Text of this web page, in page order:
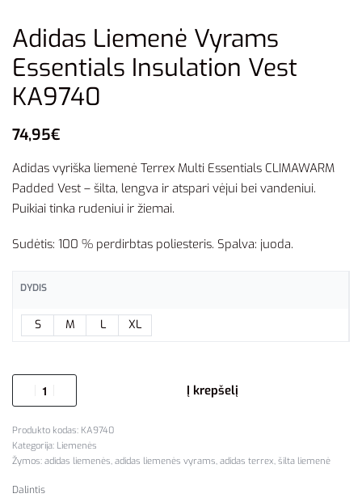
Adidas Liemenė Vyrams
Essentials Insulation Vest
KA9740
74,95€
Adidas vyriška liemenė Terrex Multi Essentials CLIMAWARM
Padded Vest – šilta, lengva ir atspari vėjui bei vandeniui.
Puikiai tinka rudeniui ir žiemai.
Sudėtis: 100 % perdirbtas poliesteris. Spalva: juoda.
DYDIS
S M L XL
Į krepšelį
KA9740
Kategorija: Liemenės
Žymos: adidas liemenės, adidas liemenės vyrams, adidas terrex, šilta liemenė
Dalintis